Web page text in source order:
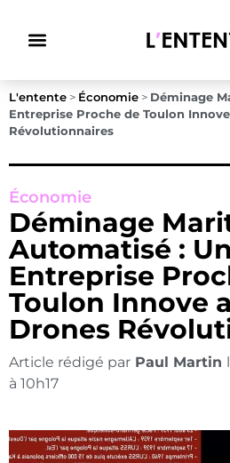
L'entente > Économie > Déminage
Entreprise Proche de Toulon
Révolutionnaires
Économie
Déminage
Automatisé :
Entreprise
Toulon Innove
Drones
Article rédigé par Paul Martin
à 10h17